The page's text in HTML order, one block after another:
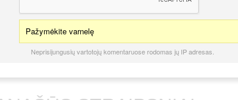
Pažymėkite varnelę
Neprisijungusių vartotojų komentaruose rodomas jų IP adresas.